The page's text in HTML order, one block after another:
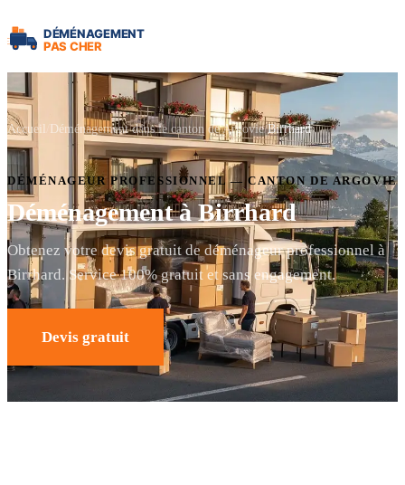
Accueil Déménagement dans le canton de Argovie Birrhard
DÉMÉNAGEUR PROFESSIONNEL — CANTON DE ARGOVIE
Déménagement à Birrhard
Obtenez votre devis gratuit de déménageur professionnel à
Birrhard. Service 100% gratuit et sans engagement.
Devis gratuit